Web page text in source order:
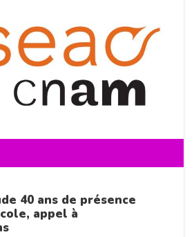
40 ans de présence
appel à